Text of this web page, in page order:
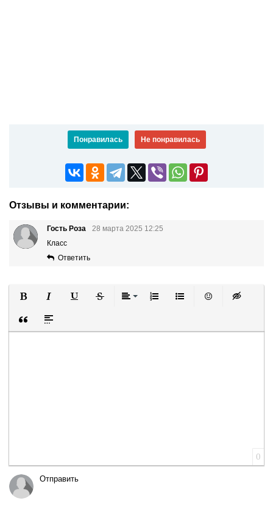
Понравилась Не понравилась
Отзывы и комментарии:
Гость Роза
28 марта 2025 12:25
Класс
Ответить
Вставка цитаты
Вставка спойлера
0
Отправить